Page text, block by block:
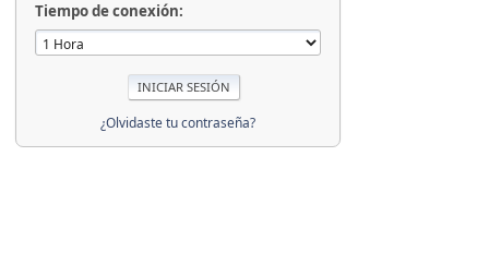
Tiempo de conexión:
¿Olvidaste tu contraseña?